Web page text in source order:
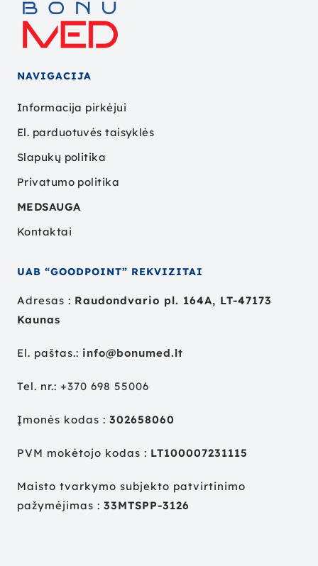
NAVIGACIJA
Informacija pirkėjui
El. parduotuvės taisyklės
Slapukų politika
Privatumo politika
MEDSAUGA
Kontaktai
UAB “GOODPOINT” REKVIZITAI
Adresas : Raudondvario pl. 164A, LT-47173
Kaunas
El. paštas.: info@bonumed.lt
Tel. nr.: +370 698 55006
Įmonės kodas : 302658060
PVM mokėtojo kodas : LT100007231115
Maisto tvarkymo subjekto patvirtinimo
pažymėjimas : 33MTSPP-3126